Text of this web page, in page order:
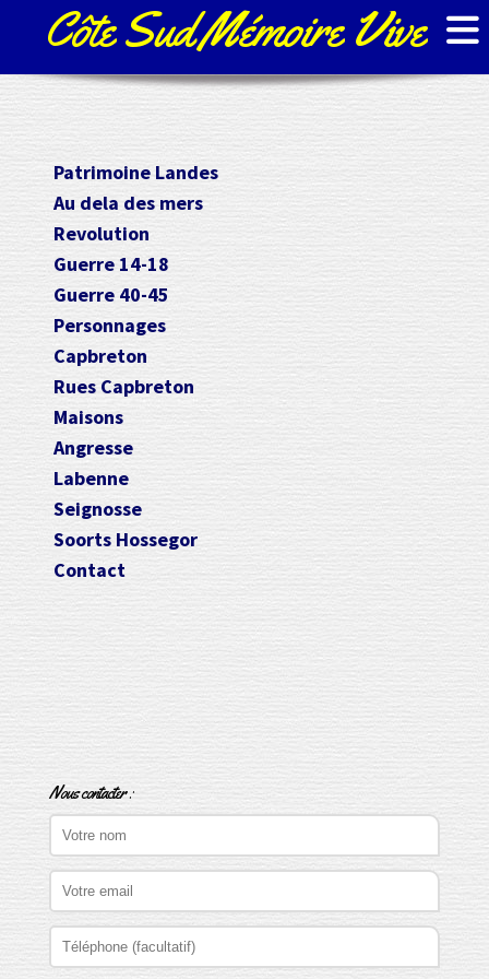
Côte Sud Mémoire Vive
Patrimoine Landes
Au dela des mers
Revolution
Guerre 14-18
Guerre 40-45
Personnages
Capbreton
Rues Capbreton
Maisons
Angresse
Labenne
Seignosse
Soorts Hossegor
Contact
Nous contacter :